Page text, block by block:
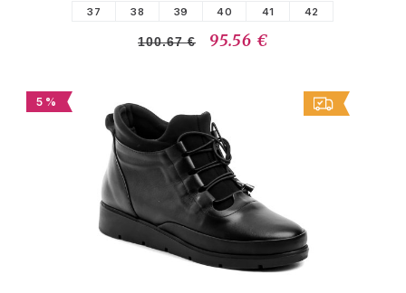
37 38 39 40 41 42
100.67 € 95.56 €
5 %